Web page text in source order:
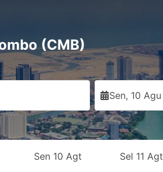
(CMB)
Sen, 10 Agu
Sen 10 Agt Sel 11 Agt